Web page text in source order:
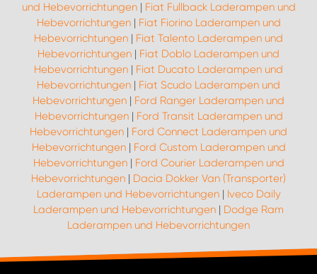
und Hebevorrichtungen| Fiat Fullback Laderampen und
Hebevorrichtungen| Fiat Fiorino Laderampen und
Hebevorrichtungen | Fiat Talento Laderampen und
Hebevorrichtungen | Fiat Doblo Laderampen und
Hebevorrichtungen | Fiat Ducato Laderampen und
Hebevorrichtungen | Fiat Scudo Laderampen und
Hebevorrichtungen | Ford Ranger Laderampen und
Hebevorrichtungen| Ford Transit Laderampen und
Hebevorrichtungen | Ford Connect Laderampen und
Hebevorrichtungen| Ford Custom Laderampen und
Hebevorrichtungen| Ford Courier Laderampen und
Hebevorrichtungen | Dacia Dokker Van (Transporter)
Laderampen und Hebevorrichtungen| Iveco Daily
Laderampen und Hebevorrichtungen | Dodge Ram
Laderampen und Hebevorrichtungen